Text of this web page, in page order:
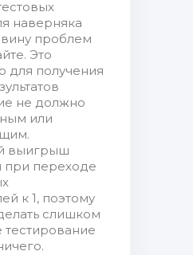
наверняка
проблем
Это
для получения
не должно
или
выигрыш
при переходе
к 1, поэтому
слишком